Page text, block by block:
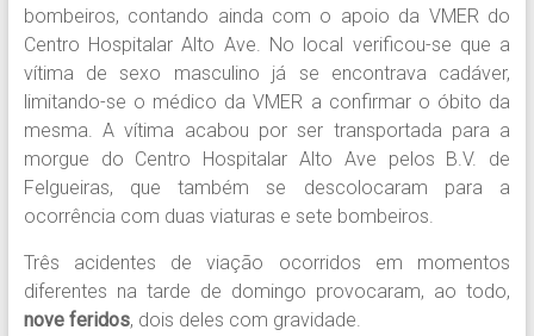
bombeiros, contando ainda com o apoio da VMER do
Centro Hospitalar Alto Ave. No local verificou-se que a
vítima de sexo masculino já se encontrava cadáver,
limitando-se o médico da VMER a confirmar o óbito da
mesma. A vítima acabou por ser transportada para a
morgue do Centro Hospitalar Alto Ave pelos B.V. de
Felgueiras, que também se descolocaram para a
ocorrência com duas viaturas e sete bombeiros.
Três acidentes de viação ocorridos em momentos
diferentes na tarde de domingo provocaram, ao todo,
nove feridos, dois deles com gravidade.